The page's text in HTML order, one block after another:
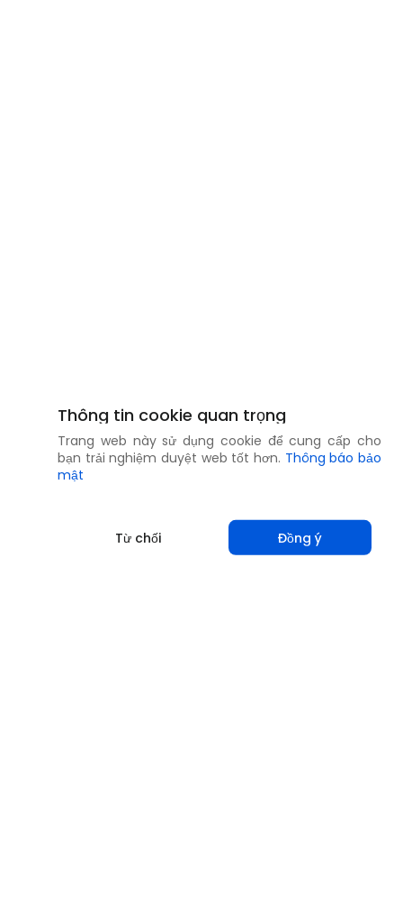
Thông tin cookie quan trọng
Trang web này sử dụng cookie để cung cấp cho
bạn trải nghiệm duyệt web tốt hơn. Thông báo bảo
mật
Từ chối Đồng ý